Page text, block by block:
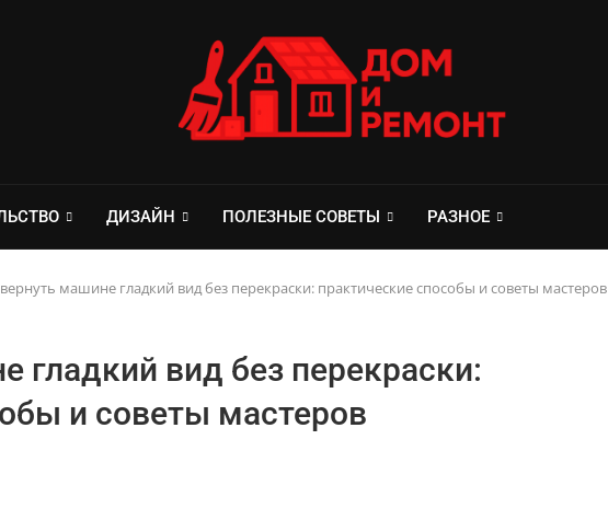
ДИЗАЙН ПОЛЕЗНЫЕ СОВЕТЫ РАЗНОЕ
машине гладкий вид без перекраски: практические способы и советы мастеров
гладкий вид без перекраски:
и советы мастеров